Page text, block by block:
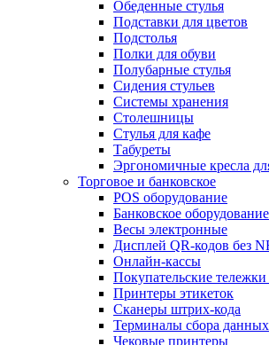
Обеденные стулья
Подставки для цветов
Подстолья
Полки для обуви
Полубарные стулья
Сидения стульев
Системы хранения
Столешницы
Стулья для кафе
Табуреты
Эргономичные кресла
Торговое и банковское
POS оборудование
Банковское оборудование
Весы электронные
Дисплей QR-кодов без
Онлайн-кассы
Покупательские
Принтеры этикеток
Сканеры штрих-кода
Терминалы сбора данных
Чековые принтеры